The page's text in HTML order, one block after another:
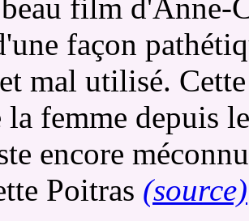
film d'Anne-
façon
mal utilisé.
la femme depuis
encore
Poitras (source)